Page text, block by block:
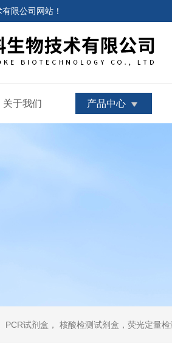
有限公司网站 ！
关于我们 产品中心
测试剂盒，生化试剂盒 ，比色法试剂盒，酶活性检测试剂盒，ELISA试剂盒，酶联免疫检测试剂盒，试剂盒，ELISA试剂盒，抗体，重组蛋白，分光光度